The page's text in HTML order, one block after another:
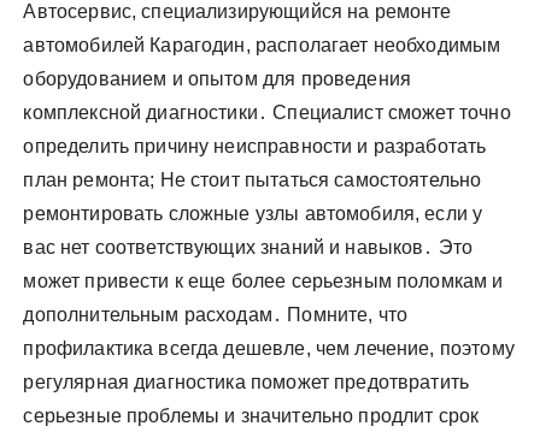
Автосервис, специализирующийся на ремонте
автомобилей Карагодин, располагает необходимым
оборудованием и опытом для проведения
комплексной диагностики․ Специалист сможет точно
определить причину неисправности и разработать
план ремонта; Не стоит пытаться самостоятельно
ремонтировать сложные узлы автомобиля, если у
вас нет соответствующих знаний и навыков․ Это
может привести к еще более серьезным поломкам и
дополнительным расходам․ Помните, что
профилактика всегда дешевле, чем лечение, поэтому
регулярная диагностика поможет предотвратить
серьезные проблемы и значительно продлит срок